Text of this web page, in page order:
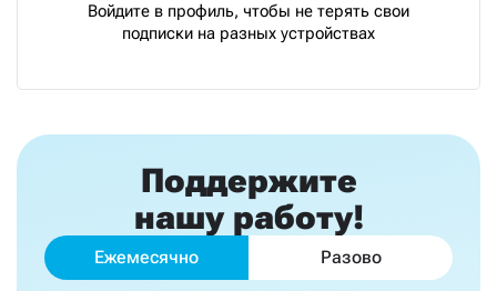
Войдите в профиль, чтобы не терять свои
подписки на разных устройствах
Поддержите
нашу работу!
Ежемесячно Разово